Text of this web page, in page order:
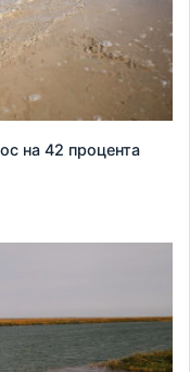
на 42 процента